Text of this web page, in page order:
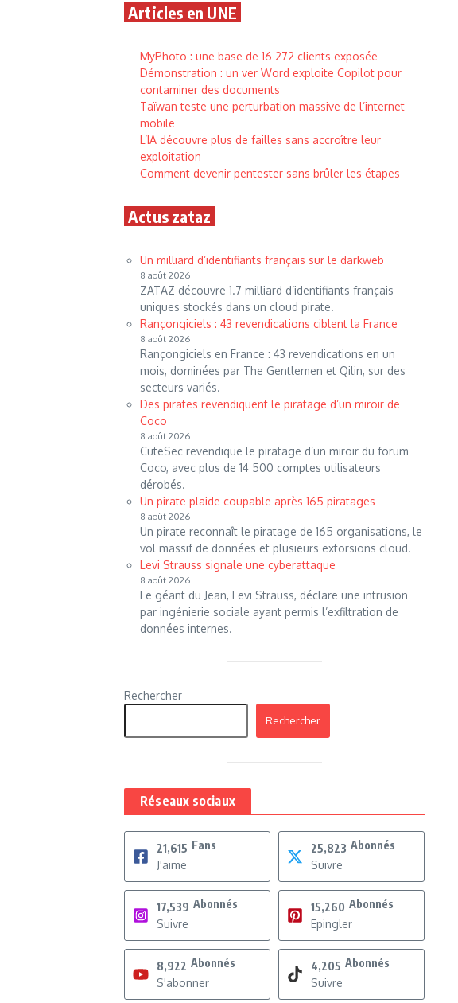
Articles en UNE
MyPhoto : une base de 16 272 clients exposée
Démonstration : un ver Word exploite Copilot pour
contaminer des documents
Taïwan teste une perturbation massive de l’internet
mobile
L’IA découvre plus de failles sans accroître leur
exploitation
Comment devenir pentester sans brûler les étapes
Actus zataz
Un milliard d’identifiants français sur le darkweb
8 août 2026
ZATAZ découvre 1.7 milliard d’identifiants français
uniques stockés dans un cloud pirate.
Rançongiciels : 43 revendications ciblent la France
8 août 2026
Rançongiciels en France : 43 revendications en un
mois, dominées par The Gentlemen et Qilin, sur des
secteurs variés.
Des pirates revendiquent le piratage d’un miroir de
Coco
8 août 2026
CuteSec revendique le piratage d’un miroir du forum
Coco, avec plus de 14 500 comptes utilisateurs
dérobés.
Un pirate plaide coupable après 165 piratages
8 août 2026
Un pirate reconnaît le piratage de 165 organisations, le
vol massif de données et plusieurs extorsions cloud.
Levi Strauss signale une cyberattaque
8 août 2026
Le géant du Jean, Levi Strauss, déclare une intrusion
par ingénierie sociale ayant permis l’exfiltration de
données internes.
Rechercher
Rechercher
Réseaux sociaux
21,615 Fans
J'aime
25,823 Abonnés
Suivre
17,539 Abonnés
Suivre
15,260 Abonnés
Epingler
8,922 Abonnés
S'abonner
4,205 Abonnés
Suivre